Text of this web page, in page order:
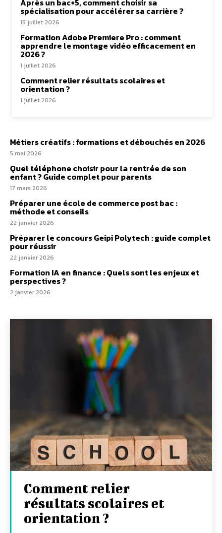
Après un bac+5, comment choisir sa
spécialisation pour accélérer sa carrière ?
15 juillet 2026
Formation Adobe Premiere Pro : comment
apprendre le montage vidéo efficacement en
2026 ?
1 juillet 2026
Comment relier résultats scolaires et
orientation ?
1 juillet 2026
Métiers créatifs : formations et débouchés en 2026
5 mai 2026
Quel téléphone choisir pour la rentrée de son
enfant ? Guide complet pour parents
17 mars 2026
Préparer une école de commerce post bac :
méthode et conseils
22 janvier 2026
Préparer le concours Geipi Polytech : guide complet
pour réussir
22 janvier 2026
Formation IA en finance : Quels sont les enjeux et
perspectives ?
2 janvier 2026
Comment relier
résultats scolaires et
orientation ?